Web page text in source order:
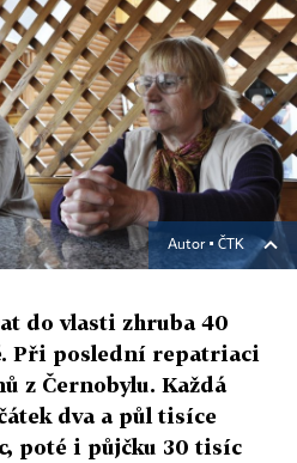
Autor ▪ ČTK
do vlasti zhruba 40
Při poslední repatriaci
z Černobylu. Každá
dva a půl tisíce
poté i půjčku 30 tisíc